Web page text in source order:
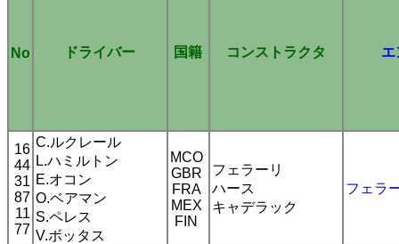
No ドライバー 国籍 コンストラクタ エ
16
44
31
87
11
77
C.ルクレール
L.ハミルトン
E.オコン
O.ベアマン
S.ペレス
V.ボッタス
MCO
GBR
FRA
MEX
FIN
フェラーリ
ハース
キャデラック
フェラ